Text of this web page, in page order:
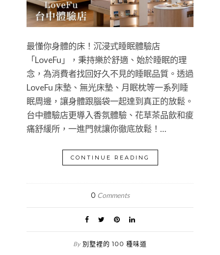
最懂你身體的床！沉浸式睡眠體驗店
「LoveFu」，秉持樂於舒適、始於睡眠的理
念，為消費者找回好久不見的睡眠品質。透過
LoveFu 床墊、無光床墊、月眠枕等一系列睡
眠周邊，讓身體跟腦袋一起達到真正的放鬆。
台中體驗店更導入香氛體驗、花草茶品飲和痠
痛舒緩所，一進門就讓你徹底放鬆！…
CONTINUE READING
0 Comments
By 別墅裡的 100 種味道